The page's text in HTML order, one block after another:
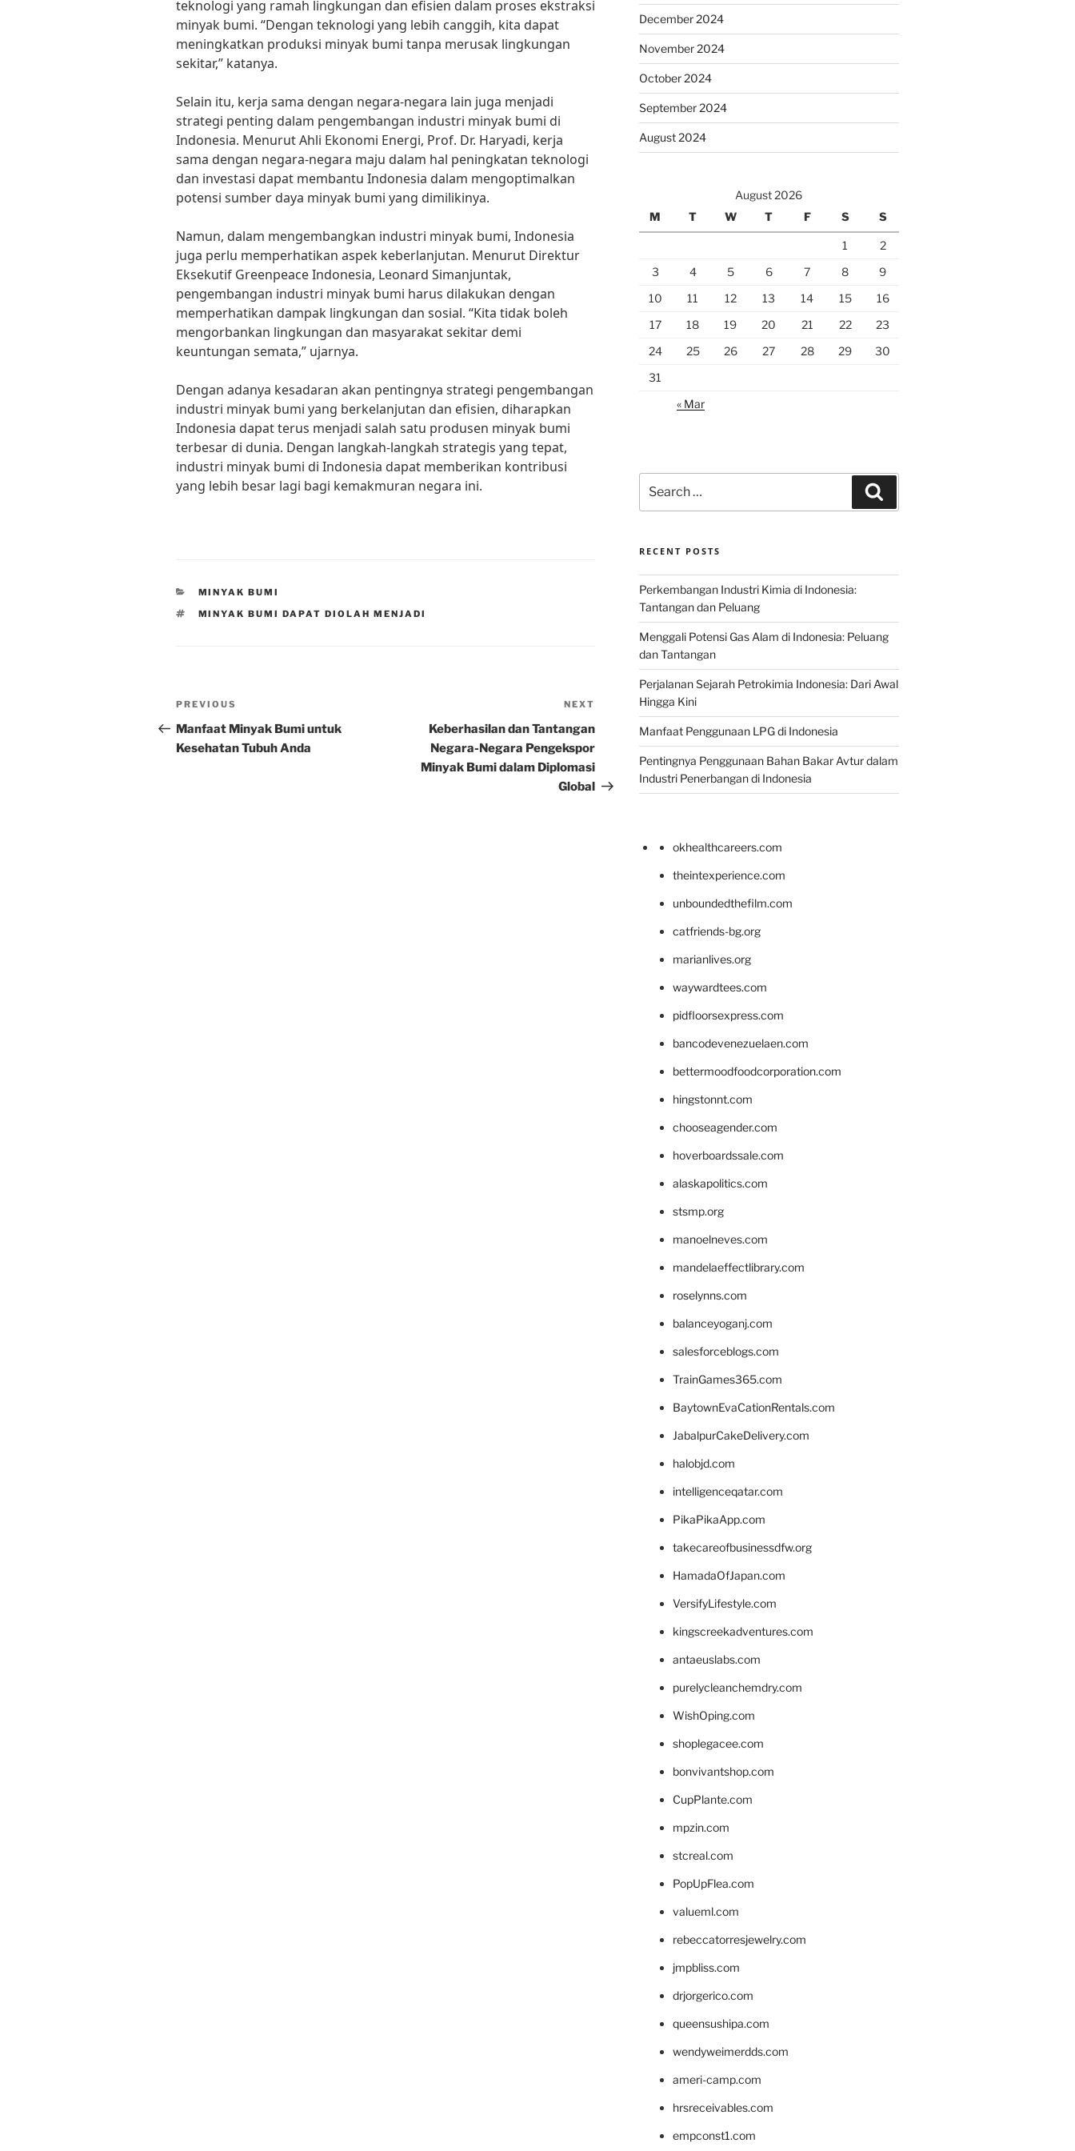
teknologi yang ramah lingkungan dan efisien dalam proses ekstraksi
minyak bumi. “Dengan teknologi yang lebih canggih, kita dapat
meningkatkan produksi minyak bumi tanpa merusak lingkungan
sekitar,” katanya.
Selain itu, kerja sama dengan negara-negara lain juga menjadi
strategi penting dalam pengembangan industri minyak bumi di
Indonesia. Menurut Ahli Ekonomi Energi, Prof. Dr. Haryadi, kerja
sama dengan negara-negara maju dalam hal peningkatan teknologi
dan investasi dapat membantu Indonesia dalam mengoptimalkan
potensi sumber daya minyak bumi yang dimilikinya.
Namun, dalam mengembangkan industri minyak bumi, Indonesia
juga perlu memperhatikan aspek keberlanjutan. Menurut Direktur
Eksekutif Greenpeace Indonesia, Leonard Simanjuntak,
pengembangan industri minyak bumi harus dilakukan dengan
memperhatikan dampak lingkungan dan sosial. “Kita tidak boleh
mengorbankan lingkungan dan masyarakat sekitar demi
keuntungan semata,” ujarnya.
Dengan adanya kesadaran akan pentingnya strategi pengembangan
industri minyak bumi yang berkelanjutan dan efisien, diharapkan
Indonesia dapat terus menjadi salah satu produsen minyak bumi
terbesar di dunia. Dengan langkah-langkah strategis yang tepat,
industri minyak bumi di Indonesia dapat memberikan kontribusi
yang lebih besar lagi bagi kemakmuran negara ini.
CATEGORIES
MINYAK BUMI
TAGS
MINYAK BUMI DAPAT DIOLAH MENJADI
Post
navigation
Previous
Post
PREVIOUS
Manfaat Minyak Bumi untuk
Kesehatan Tubuh Anda
Post
NEXT
Keberhasilan dan Tantangan
Negara-Negara Pengekspor
Minyak Bumi dalam Diplomasi
Global
December 2024
November 2024
October 2024
September 2024
August 2024
August 2026
M
T W T F S S
1
2
3
4 5 6 7 8
9
10
11 12 13 14 15
16
17
18 19 20 21 22
23
24
25 26 27 28 29
30
31
« Mar
for:
RECENT POSTS
Perkembangan Industri Kimia di Indonesia:
Tantangan dan Peluang
Menggali Potensi Gas Alam di Indonesia: Peluang
dan Tantangan
Perjalanan Sejarah Petrokimia Indonesia: Dari Awal
Hingga Kini
Manfaat Penggunaan LPG di Indonesia
Pentingnya Penggunaan Bahan Bakar Avtur dalam
Industri Penerbangan di Indonesia
okhealthcareers.com
theintexperience.com
unboundedthefilm.com
catfriends-bg.org
marianlives.org
waywardtees.com
pidfloorsexpress.com
bancodevenezuelaen.com
bettermoodfoodcorporation.com
hingstonnt.com
chooseagender.com
hoverboardssale.com
alaskapolitics.com
stsmp.org
manoelneves.com
mandelaeffectlibrary.com
roselynns.com
balanceyoganj.com
salesforceblogs.com
TrainGames365.com
BaytownEvaCationRentals.com
JabalpurCakeDelivery.com
halobjd.com
intelligenceqatar.com
PikaPikaApp.com
takecareofbusinessdfw.org
HamadaOfJapan.com
VersifyLifestyle.com
kingscreekadventures.com
antaeuslabs.com
purelycleanchemdry.com
WishOping.com
shoplegacee.com
bonvivantshop.com
CupPlante.com
mpzin.com
stcreal.com
PopUpFlea.com
valueml.com
rebeccatorresjewelry.com
jmpbliss.com
drjorgerico.com
queensushipa.com
wendyweimerdds.com
ameri-camp.com
hrsreceivables.com
empconst1.com